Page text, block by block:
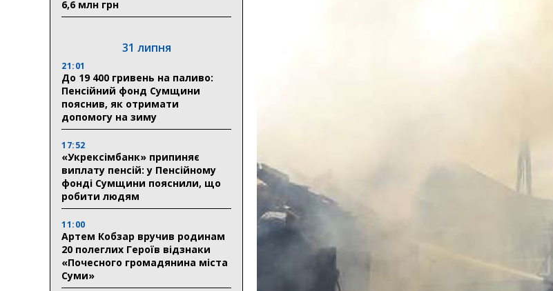
6,6 млн грн
31 липня
21:01
До 19 400 гривень на паливо:
Пенсійний фонд Сумщини
пояснив, як отримати
допомогу на зиму
17:52
«Укрексімбанк» припиняє
виплату пенсій: у Пенсійному
фонді Сумщини пояснили, що
робити людям
11:00
Артем Кобзар вручив родинам
20 полеглих Героїв відзнаки
«Почесного громадянина міста
Суми»